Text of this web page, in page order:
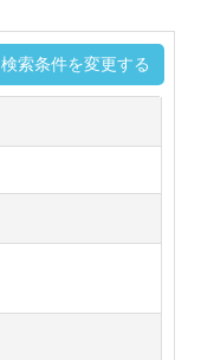
検索条件を変更する